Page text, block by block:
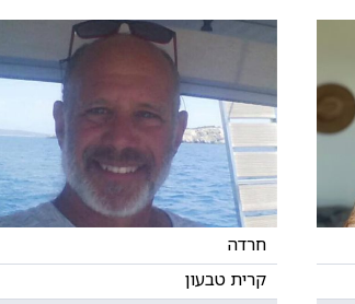
חרדה
קרית טבעון